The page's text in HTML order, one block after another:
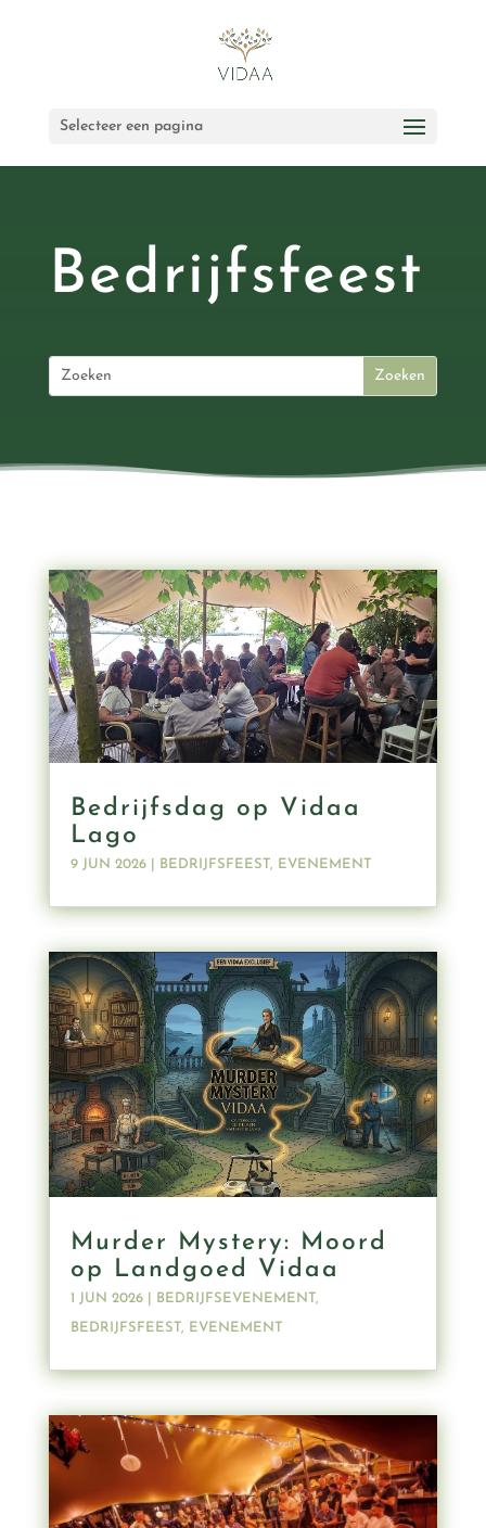
Selecteer een pagina
Bedrijfsfeest
Bedrijfsdag op Vidaa
Lago
9 JUN 2026| BEDRIJFSFEEST , EVENEMENT
Murder Mystery: Moord
op Landgoed Vidaa
1 JUN 2026| BEDRIJFSEVENEMENT,
BEDRIJFSFEEST, EVENEMENT